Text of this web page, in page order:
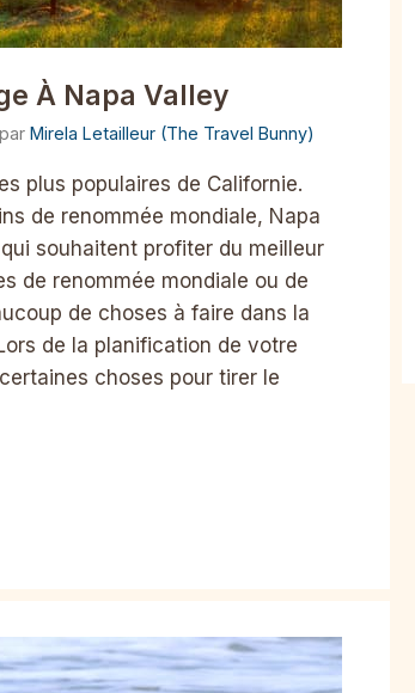
À Napa Valley
par Mirela Letailleur (The Travel Bunny)
plus populaires de Californie.
de renommée mondiale, Napa
souhaitent profiter du meilleur
de renommée mondiale ou de
de choses à faire dans la
de la planification de votre
choses pour tirer le